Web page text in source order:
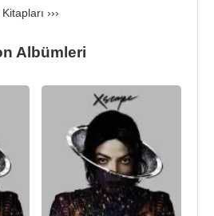
en küçük kardeşleri Randy'i
grup için artık yeni bir dönem
zamanda toparlandı ve
ağırlıklı kendi parçalarından
ve single'larla kariyerlerinde
Yeni şirketlerinden altı yeni
1978 'dekiDestinyçalışması
›››
Albümleri